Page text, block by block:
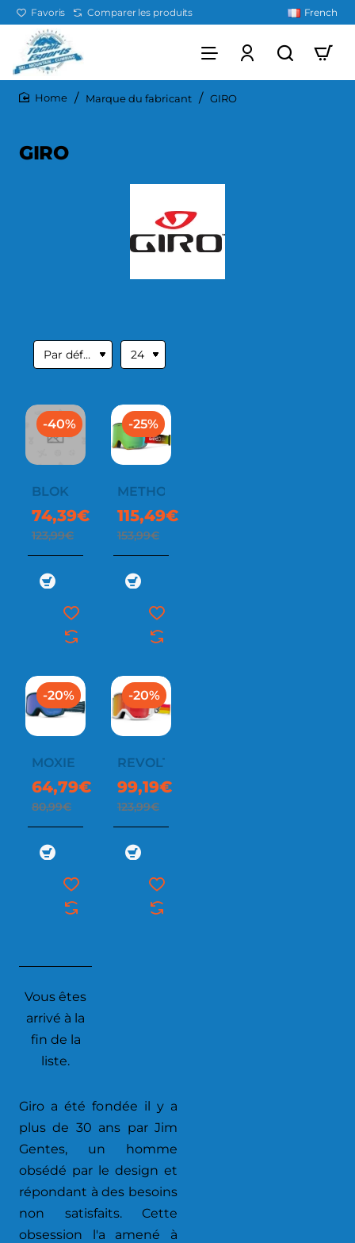
Favoris Comparer les produits French
Marque du fabricant GIRO
GIRO
-40%
BLOK
74,39€
123,99€
-25%
METHOD
115,49€
153,99€
-20%
MOXIE
64,79€
80,99€
-20%
REVOLT
99,19€
123,99€
Vous êtes
arrivé à la
fin de la
liste.
Giro a été fondée il y a
plus de 30 ans par Jim
Gentes, un homme
obsédé par le design et
répondant à des besoins
non satisfaits. Cette
obsession l'a amené à